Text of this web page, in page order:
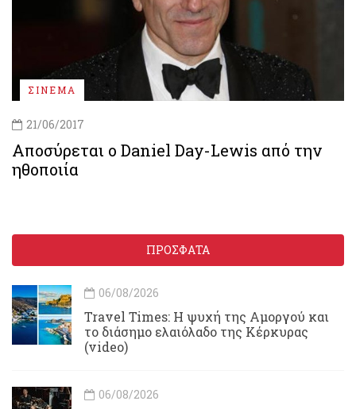
ΣΙΝΕΜΑ
21/06/2017
Αποσύρεται ο Daniel Day-Lewis από την
ηθοποιία
ΠΡΟΣΦΑΤΑ
06/08/2026
Travel Times: H ψυχή της Αμοργού και
το διάσημο ελαιόλαδο της Κέρκυρας
(video)
06/08/2026